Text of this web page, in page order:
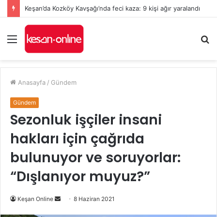
Keşan’da yeni Hükümet Konağı’nın temeli atıldı
Menü
...
Anasayfa / Gündem
Gündem
Sezonluk işçiler insani
hakları için çağrıda
bulunuyor ve soruyorlar:
“Dışlanıyor muyuz?”
Keşan Online
Bir
8 Haziran 2021